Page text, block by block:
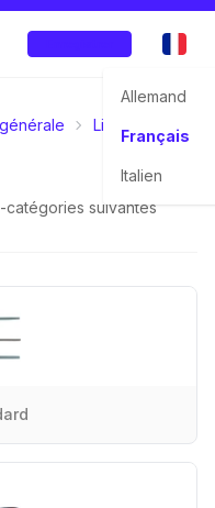
Allemand
Français
Italien
Limer, Scier,
catégories suivantes